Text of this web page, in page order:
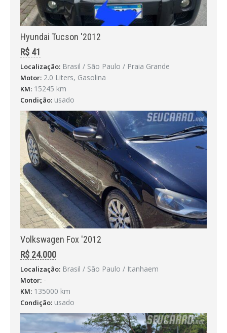
Hyundai Tucson '2012
R$ 41
Localização: Brasil / São Paulo / Praia Grande
Motor: 2.0 Liters, Gasolina
KM: 15245 km
Condição: usado
Volkswagen Fox '2012
R$ 24.000
Localização: Brasil / São Paulo / Itanhaem
Motor: -
KM: 135000 km
Condição: usado